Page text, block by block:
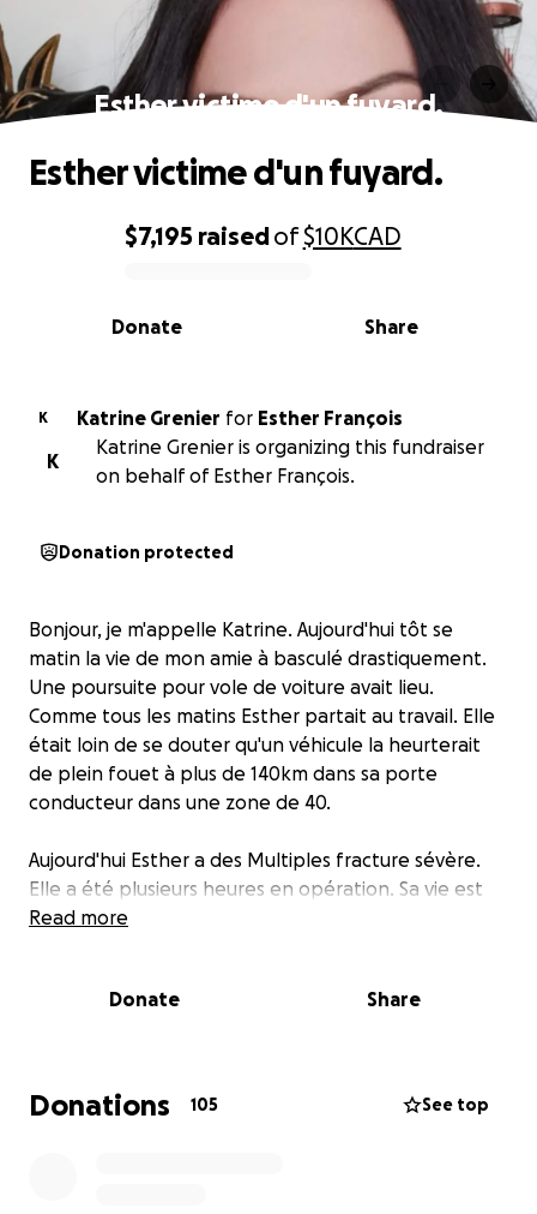
Esther victime d'un fuyard.
0% complete
$7,195 raisedof$10KCAD
Share
Donate
Esther victime d'un fuyard.
K Katrine Grenier for
Esther François
K
Katrine Grenier is organizing this fundraiser
on behalf of Esther François.
Donation protected
Bonjour, je m'appelle Katrine. Aujourd'hui tôt se
matin la vie de mon amie à basculé drastiquement.
Une poursuite pour vole de voiture avait lieu.
Comme tous les matins Esther partait au travail. Elle
était loin de se douter qu'un véhicule la heurterait
de plein fouet à plus de 140km dans sa porte
conducteur dans une zone de 40.
Aujourd'hui Esther a des Multiples fracture sévère.
Elle a été plusieurs heures en opération. Sa vie est
hors de danger mais cette accident impactera
Read more
Donate Share
Donations 105 See top